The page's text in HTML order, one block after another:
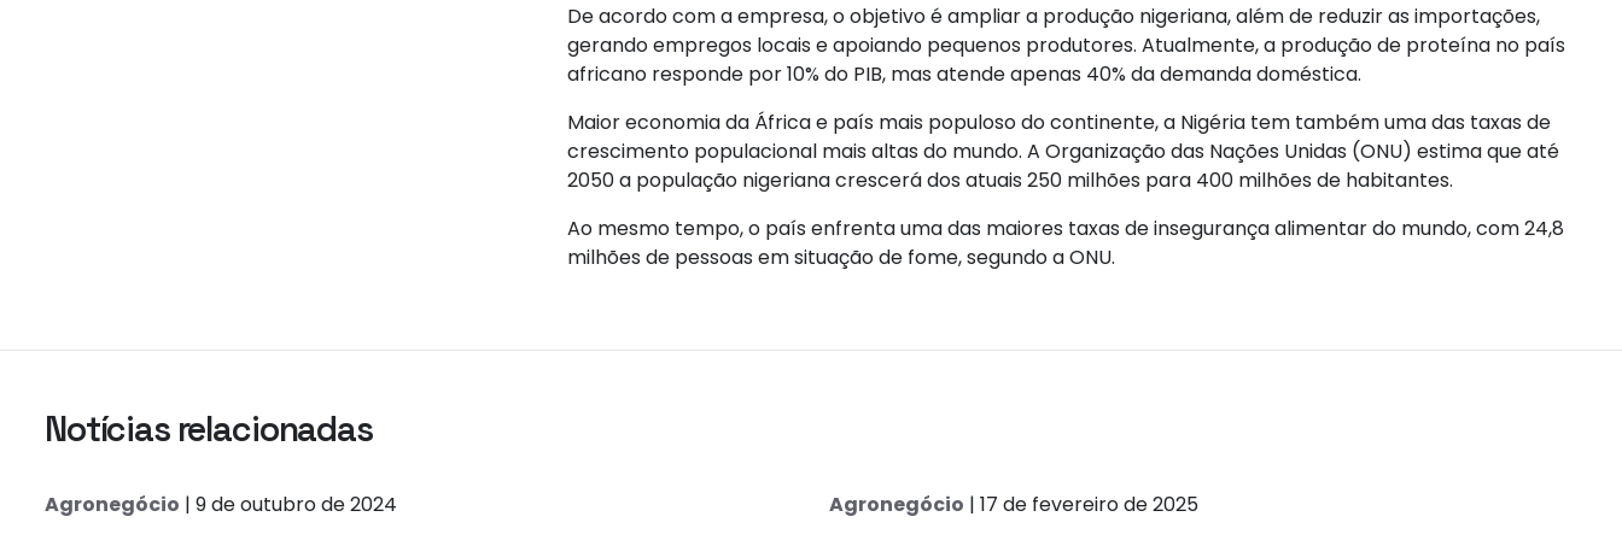
De acordo com a empresa, o objetivo é ampliar a produção nigeriana, além de reduzir as importações,
gerando empregos locais e apoiando pequenos produtores. Atualmente, a produção de proteína no país
africano responde por 10% do PIB, mas atende apenas 40% da demanda doméstica.
Maior economia da África e país mais populoso do continente, a Nigéria tem também uma das taxas de
crescimento populacional mais altas do mundo. A Organização das Nações Unidas (ONU) estima que até
2050 a população nigeriana crescerá dos atuais 250 milhões para 400 milhões de habitantes.
Ao mesmo tempo, o país enfrenta uma das maiores taxas de insegurança alimentar do mundo, com 24,8
milhões de pessoas em situação de fome, segundo a ONU.
Notícias relacionadas
Agronegócio | 9 de outubro de 2024 Agronegócio | 17 de fevereiro de 2025